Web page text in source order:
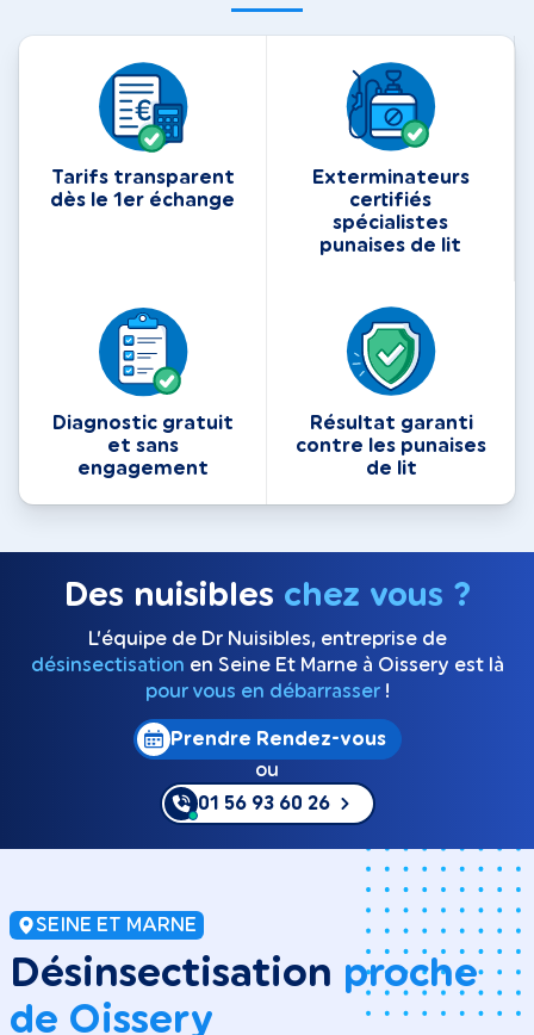
Tarifs transparent
dès le 1er échange
Exterminateurs
certifiés
spécialistes
punaises de lit
Diagnostic gratuit
et sans
engagement
Résultat garanti
contre les punaises
de lit
Des nuisibles chez vous ?
L’équipe de Dr Nuisibles, entreprise de
désinsectisation en Seine Et Marne à Oissery est là
pour vous en débarrasser!
Prendre Rendez-vous
ou
01 56 93 60 26
SEINE ET MARNE
Désinsectisation proche
de Oissery